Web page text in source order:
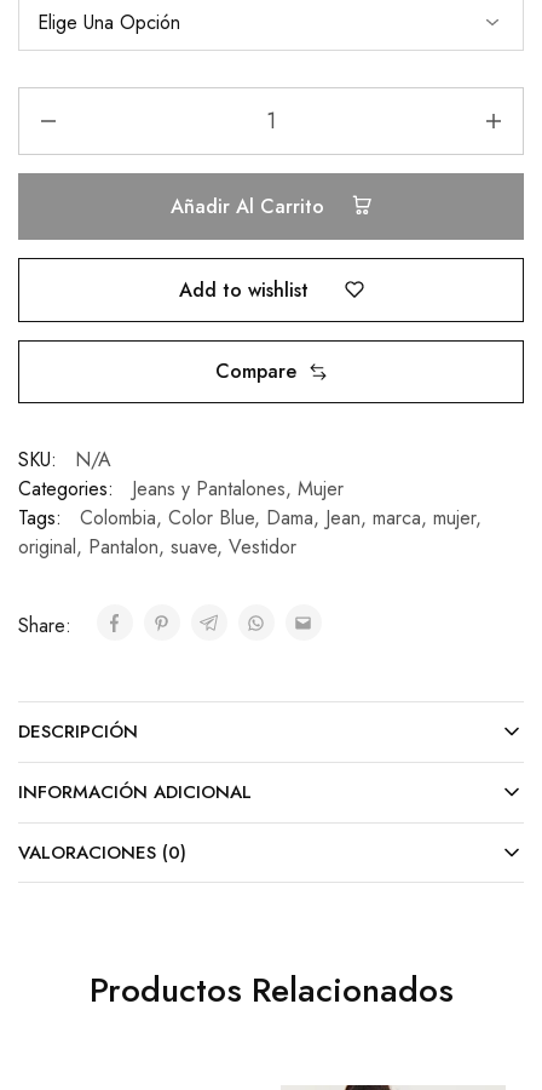
Añadir Al Carrito
Add to wishlist
Compare
SKU:
N/A
Categories:
Jeans y Pantalones, Mujer
Tags:
Colombia, Color Blue, Dama, Jean, marca, mujer,
original, Pantalon, suave, Vestidor
Share:
DESCRIPCIÓN
INFORMACIÓN ADICIONAL
VALORACIONES (0)
Productos Relacionados